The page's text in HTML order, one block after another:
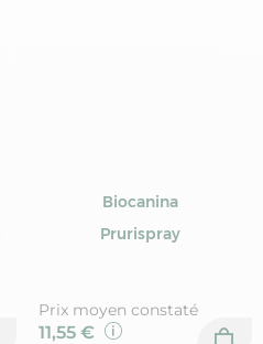
Biocanina
Prurispray
Prix moyen constaté
11,55 €